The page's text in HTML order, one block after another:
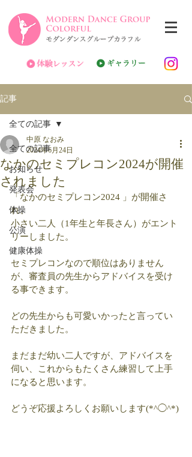
記事
全ての記事
お知らせ
発表会
体操
公演
健康体操
全ての記事
なかのセミプレコン2024が開催
されました
中原 なおみ
2024年6月24日
「なかのセミプレコン2024 」が開催さ
れ、
小さい二人（1年生と年長さん）がエント
リーしました。
セミプレコンなので順位はありません
が、審査員の先生からアドバイスを受け
る事できます。
どの先生からも可愛いかったと言ってい
ただきました。
まだまだ幼い二人ですが、アドバイスを
伺い、これからもたくさん練習して上手
になると思います。
どうぞ応援よろしくお願いします(*^◯^*)